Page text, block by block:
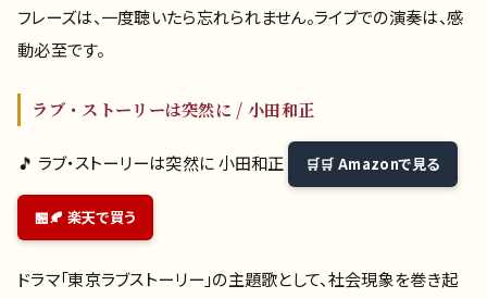
フレーズは、一度聴いたら忘れられません。ライブでの演奏は、感
動必至です。
ラブ・ストーリーは突然に / 小田和正
🎵 ラブ・ストーリーは突然に 小田和正 🛒 Amazonで見る
🍂 楽天で買う
ドラマ「東京ラブストーリー」の主題歌として、社会現象を巻き起